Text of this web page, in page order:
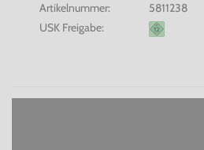
Artikelnummer:
5811238
USK Freigabe: